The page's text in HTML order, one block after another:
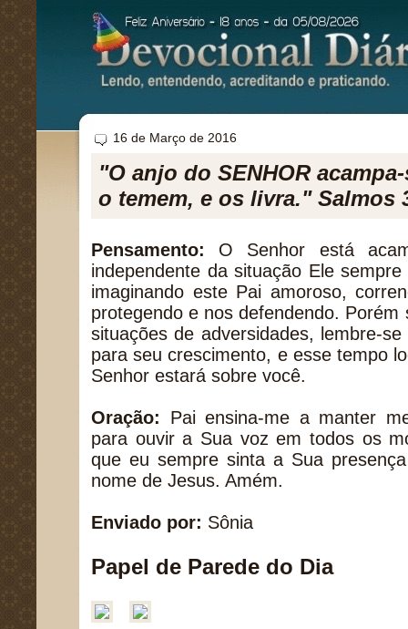
16 de Março de 2016
"O anjo do SENHOR
o temem, e os livra." Salmos
Pensamento: O Senhor está
independente da situação Ele
imaginando este Pai amoroso,
protegendo e nos defendendo.
situações de adversidades, lembre-
para seu crescimento, e esse tempo
Senhor estará sobre você.
Oração: Pai ensina-me a manter
para ouvir a Sua voz em todos os
que eu sempre sinta a Sua
nome de Jesus. Amém.
Enviado por: Sônia
Papel de Parede do Dia